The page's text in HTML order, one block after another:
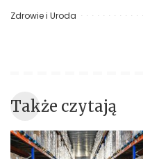
Zdrowie i Uroda
Także czytają